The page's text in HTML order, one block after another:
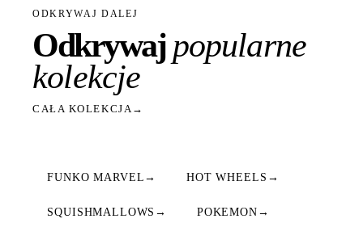
ODKRYWAJ DALEJ
Odkrywajpopularne
kolekcje
CAŁA KOLEKCJA→
FUNKO MARVEL → HOT WHEELS →
SQUISHMALLOWS → POKEMON →